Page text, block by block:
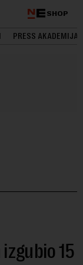
SHOP
PRESS AKADEMIJA
15